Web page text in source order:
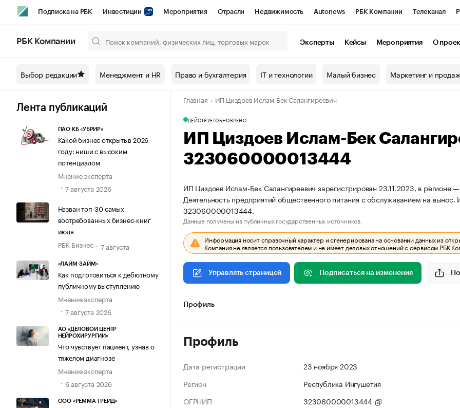
Подписка на РБК Инвестиции Мероприятия Отрасли Недвижимость Autonews РБК Компании Телеканал
Спецпроекты СПб Конференции СПб Спецпроекты Проверка контрагентов
Технологии и медиа Рынок наличной валюты
РБК Компании Эксперты Кейсы Мероприятия О
Выбор редакции Менеджмент и HR Право и бухгалтерия IT и технологии Малый бизнес Маркетинг и
Лента публикаций
ПАО КБ «УБРИР»
Какой бизнес открыть в 2026
году: ниши с высоким
потенциалом
Мнение эксперта
7 августа 2026
Назван топ-30 самых
востребованных бизнес-книг
июля
РБК Бизнес
7 августа
«ЛАЙМ-ЗАЙМ»
Как подготовиться к дебютному
публичному выступлению
Мнение эксперта
7 августа 2026
АО «ДЕЛОВОЙ ЦЕНТР
НЕЙРОХИРУРГИИ»
Что чувствует пациент, узнав о
тяжелом диагнозе
Мнение эксперта
6 августа 2026
ООО «РЕММА ТРЕЙД»
Главная ИП Циздоев Ислам-Бек Салангиреевич
ДЕЙСТВУЕТОБНОВЛЕНО
ИП Циздоев Ислам-Бек
323060000013444
ИП Циздоев Ислам-Бек Салангиреевич зарегистрирован 23.11.2023, в регионе
Деятельность предприятий общественного питания с обслуживанием на
323060000013444.
Данные получены из публичных государственных источников.
Информация носит справочный характер и сгенерирована на основании данных из
Компания не является пользователем и не имеет деловых отношений с сервисом РБК
Управлять страницей Подписаться на изменения
Профиль
Профиль
Дата регистрации
23 ноября 2023
Регион
Республика Ингушетия
ОГРНИП
323060000013444